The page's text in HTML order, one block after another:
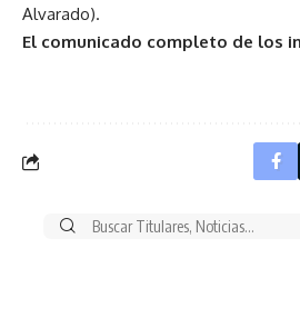
Alvarado).
El comunicado completo de los
Buscar